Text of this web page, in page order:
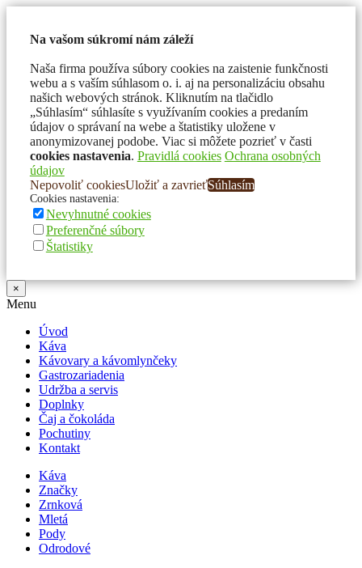
Na vašom súkromí nám záleží
Naša firma používa súbory cookies na zaistenie funkčnosti
webu a s vaším súhlasom o. i. aj na personalizáciu obsahu
našich webových stránok. Kliknutím na tlačidlo
„Súhlasím“ súhlasíte s využívaním cookies a predaním
údajov o správaní na webe a štatistiky uložene v
anonymizovanej podobe. Viac si môžete pozrieť v časti
cookies nastavenia. Pravidlá cookies Ochrana osobných
údajov
Nepovoliť cookiesUložiť a zavrieťSúhlasím
Cookies nastavenia:
Nevyhnutné cookies
Preferenčné súbory
Štatistiky
× Zavrieť
Menu
Úvod
Káva
Kávovary a kávomlynčeky
Gastrozariadenia
Udržba a servis
Doplnky
Čaj a čokoláda
Pochutiny
Kontakt
Káva
Značky
Zrnková
Mletá
Pody
Odrodové